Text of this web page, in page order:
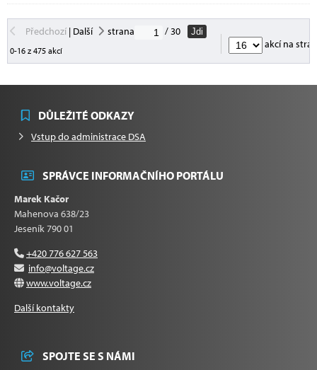
Předchozí| Další strana / 30
Jdi
0-16 z 475 akcí
akcí na
DŮLEŽITÉ ODKAZY
Vstup do administrace DSA
SPRÁVCE INFORMAČNÍHO PORTÁLU
Marek Kačor
Mahenova 638/23
Jeseník 790 01
+420 776 627 563
info@voltage.cz
www.voltage.cz
Další kontakty
SPOJTE SE S NÁMI